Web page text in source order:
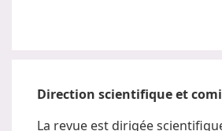
Direction scientifique et
La revue est dirigée